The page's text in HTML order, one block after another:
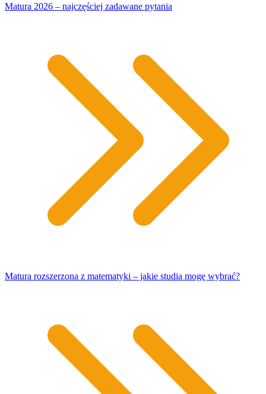
Matura 2026 – najczęściej zadawane pytania
Matura rozszerzona z matematyki – jakie studia mogę wybrać?